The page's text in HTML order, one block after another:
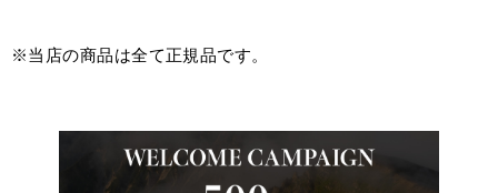
※当店の商品は全て正規品です。